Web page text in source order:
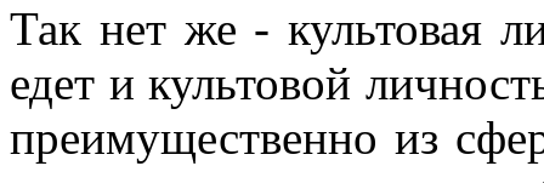
Так нет же - культовая
едет и культовой
преимущественно из